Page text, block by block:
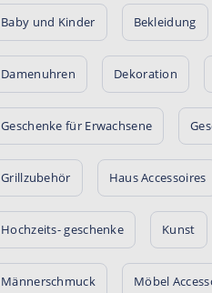
Baby und Kinder Bekleidung
Damenuhren Dekoration
Geschenke für Erwachsene
Grillzubehör Haus Accessoires
Hochzeits- geschenke Kunst
Männerschmuck Möbel